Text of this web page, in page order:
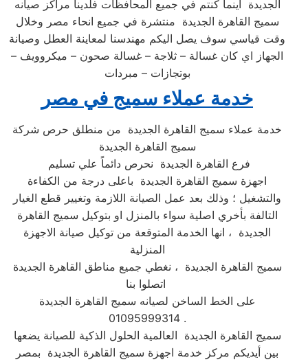
الجديدة اينما كنتم في جميع المحافظات فلدينا مراكز صيانه
سميج القاهرة الجديدة منتشرة في جميع انحاء مصر وخلال
وقت قياسي سوف يصل اليكم مهندسنا لمعاينة العطل وصيانة
الجهاز اي كان غسالة – ثلاجة – غسالة صحون – ميكروويف –
بوتجازات – مبردات
خدمة عملاء سميج في مصر
خدمة عملاء سميج القاهرة الجديدة من منطلق حرص شركة
سميج القاهرة الجديدة
فرع القاهرة الجديدة نحرص دائماً علي تسليم
اجهزة سميج القاهرة الجديدة باعلى درجة من الكفاءة
والتشغيل ؛ وذلك بعد عمل الصيانة اللازمة وتغيير قطع الغيار
التالفة بأخري اصلية سواء بالمنزل او بتوكيل سميج القاهرة
الجديدة ، انها الخدمة المتوقعة من توكيل صيانة الاجهزة
المنزلية
سميج القاهرة الجديدة ، نغطي جميع مناطق القاهرة الجديدة
اتصلوا بنا
على الخط الساخن لصيانه سميج القاهرة الجديدة
01095999314 .
سميج القاهرة الجديدة العالمية الحلول الذكية للصيانة يضعها
بين أيديكم مركز خدمة اجهزة سميج القاهرة الجديدة بمصر